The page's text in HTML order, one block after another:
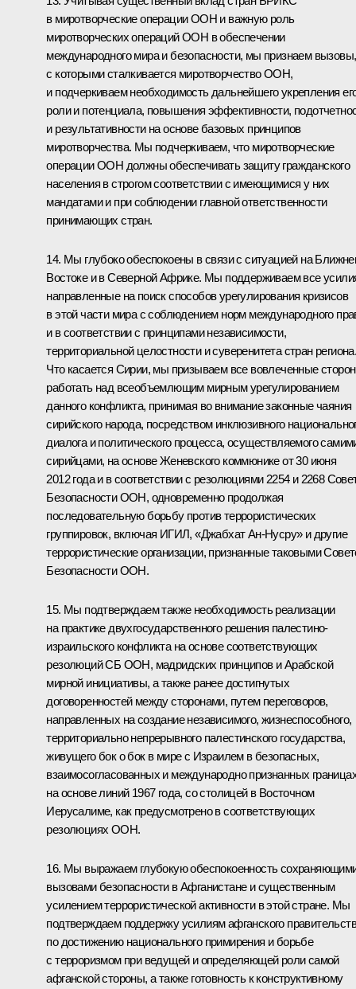
в миротворческие операции ООН и важную роль
миротворческих операций ООН в обеспечении
международного мира и безопасности, мы признаем вызовы,
с которыми сталкивается миротворчество ООН,
и подчеркиваем необходимость дальнейшего укрепления
роли и потенциала, повышения эффективности,
и результативности на основе базовых принципов
миротворчества. Мы подчеркиваем, что миротворческие
операции ООН должны обеспечивать защиту гражданского
населения в строгом соответствии с имеющимися у них
мандатами и при соблюдении главной ответственности
принимающих стран.
14. Мы глубоко обеспокоены в связи с ситуацией на
Востоке и в Северной Африке. Мы поддерживаем все
направленные на поиск способов урегулирования кризисов
в этой части мира с соблюдением норм международного
и в соответствии с принципами независимости,
территориальной целостности и суверенитета стран
Что касается Сирии, мы призываем все вовлеченные
работать над всеобъемлющим мирным урегулированием
данного конфликта, принимая во внимание законные чаяния
сирийского народа, посредством инклюзивного
диалога и политического процесса, осуществляемого
сирийцами, на основе Женевского коммюнике от 30 июня
2012 года и в соответствии с резолюциями 2254 и 2268
Безопасности ООН, одновременно продолжая
последовательную борьбу против террористических
группировок, включая ИГИЛ, «Джабхат Ан-Нусру» и другие
террористические организации, признанные таковыми
Безопасности ООН.
15. Мы подтверждаем также необходимость реализации
на практике двухгосударственного решения палестино-
израильского конфликта на основе соответствующих
резолюций СБ ООН, мадридских принципов и Арабской
мирной инициативы, а также ранее достигнутых
договоренностей между сторонами, путем переговоров,
направленных на создание независимого, жизнеспособного,
территориально непрерывного палестинского государства,
живущего бок о бок в мире с Израилем в безопасных,
взаимосогласованных и международно признанных
на основе линий 1967 года, со столицей в Восточном
Иерусалиме, как предусмотрено в соответствующих
резолюциях ООН.
16. Мы выражаем глубокую обеспокоенность
вызовами безопасности в Афганистане и существенным
усилением террористической активности в этой стране. Мы
подтверждаем поддержку усилиям афганского
по достижению национального примирения и борьбе
с терроризмом при ведущей и определяющей роли самой
афганской стороны, а также готовность к конструктивному